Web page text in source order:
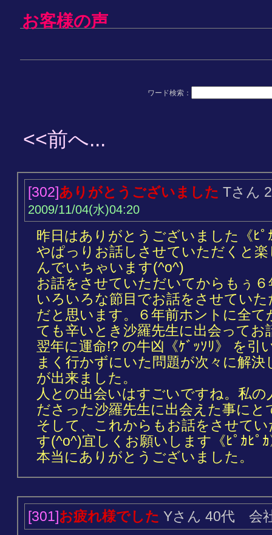
お客様の声
ワード検索：
<<前へ...
[302]ありがとうございました Tさん
2009/11/04(水)04:20
昨日はありがとうございました《ﾋﾟ
やぱっりお話しさせていただくと
んでいちゃいます(^o^)
お話をさせていただいてからもぅ
いろいろな節目でお話をさせてい
だと思います。６年前ホントに全
ても辛いとき沙羅先生に出会って
翌年に運命!? の牛凶《ｹﾞｯｿﾘ》 を引
まく行かずにいた問題が次々に解
が出来ました。
人との出会いはすごいですね。私
ださった沙羅先生に出会えた事に
そして、これからもお話をさせて
す(^o^)宜しくお願いします《ﾋﾟｶﾋﾟｶ
本当にありがとうございました。
[301]お疲れ様でした Yさん 40代 会